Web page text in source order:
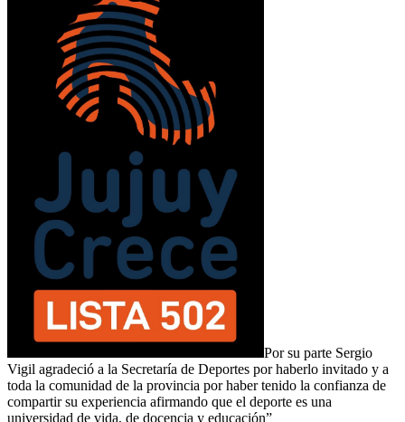
Por su parte Sergio
Vigil agradeció a la Secretaría de Deportes por haberlo invitado y a
toda la comunidad de la provincia por haber tenido la confianza de
compartir su experiencia afirmando que el deporte es una
universidad de vida, de docencia y educación”